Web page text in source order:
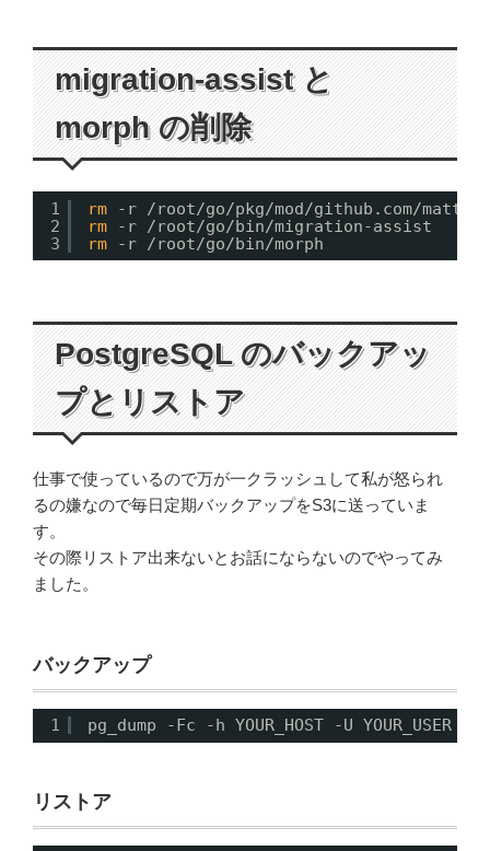
migration-assist と
morph の削除
1
2
3
rm -r /root/go/pkg/mod/github .com/
rm
-r
/root/go/bin/migration-assist
rm
-r /root/go/bin/morph
PostgreSQL のバックアッ
プとリストア
仕事で使っているので万が一クラッシュして私が怒られ
るの嫌なので毎日定期バックアップをS3に送っていま
す。
その際リストア出来ないとお話にならないのでやってみ
ました。
バックアップ
1 pg_dump -Fc -h YOUR_HOST -U YOUR_USER -d
リストア